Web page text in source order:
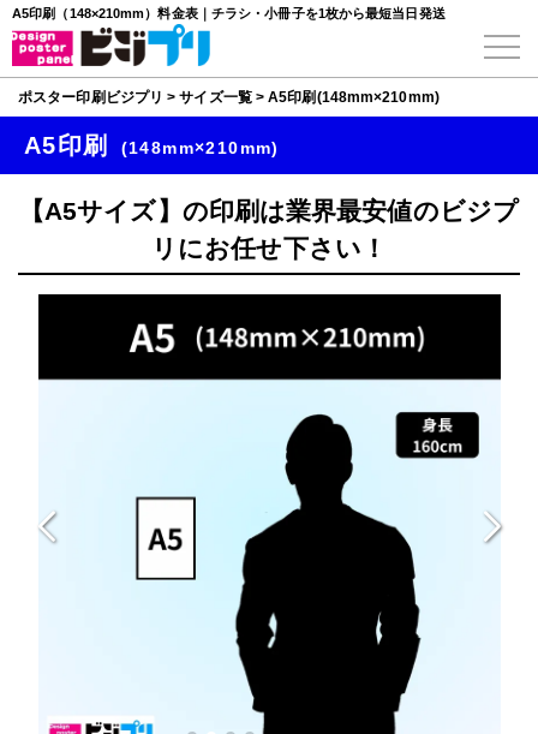
A5印刷（148×210mm）料金表｜チラシ・小冊子を1枚から最短当日発送
ポスター印刷ビジプリ >サイズ一覧>A5印刷(148mm×210mm)
A5印刷 (148mm×210mm)
【A5サイズ】の印刷は業界最安値のビジプ
リにお任せ下さい！